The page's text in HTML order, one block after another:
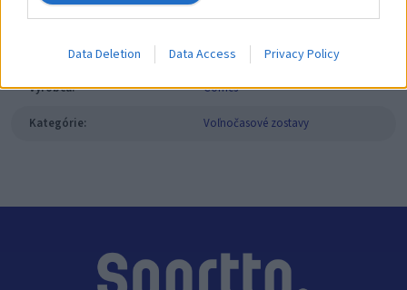
Data Deletion Data Access Privacy Policy
Parametre
06.48.84
Výrobca: Comes
Kategórie: Voľnočasové zostavy